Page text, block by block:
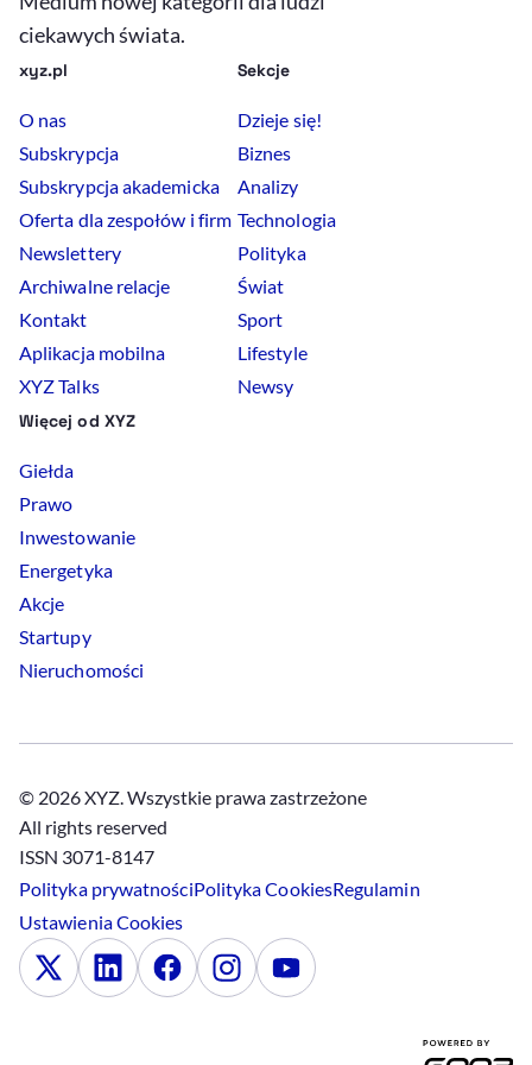
ciekawych świata.
xyz.pl
O nas
Subskrypcja
Subskrypcja akademicka
Oferta dla zespołów i firm
Newslettery
Archiwalne relacje
Kontakt
Aplikacja mobilna
XYZ Talks
Sekcje
Dzieje się!
Biznes
Analizy
Technologia
Polityka
Świat
Sport
Lifestyle
Newsy
Więcej od XYZ
Giełda
Prawo
Inwestowanie
Energetyka
Akcje
Startupy
Nieruchomości
© 2026 XYZ. Wszystkie prawa zastrzeżone
All rights reserved
ISSN 3071-8147
Polityka prywatnościPolitykaCookiesRegulamin
UstawieniaCookies
x LinkedinFacebookInstagramYoutube